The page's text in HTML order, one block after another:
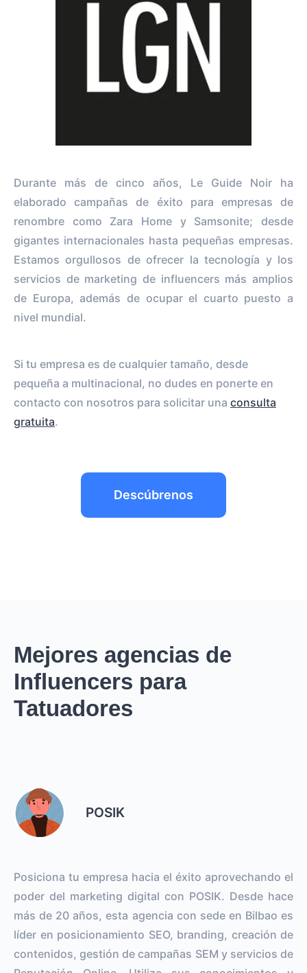
Durante más de cinco años, Le Guide Noir ha
elaborado campañas de éxito para empresas de
renombre como Zara Home y Samsonite; desde
gigantes internacionales hasta pequeñas empresas.
Estamos orgullosos de ofrecer la tecnología y los
servicios de marketing de influencers más amplios
de Europa, además de ocupar el cuarto puesto a
nivel mundial.
Si tu empresa es de cualquier tamaño, desde
pequeña a multinacional, no dudes en ponerte en
contacto con nosotros para solicitar una consulta
gratuita.
Descúbrenos
Mejores agencias de
Influencers para
Tatuadores
POSIK
Posiciona tu empresa hacia el éxito aprovechando el
poder del marketing digital con POSIK. Desde hace
más de 20 años, esta agencia con sede en Bilbao es
líder en posicionamiento SEO, branding, creación de
contenidos, gestión de campañas SEM y servicios de